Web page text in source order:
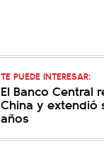
TE PUEDE INTERESAR:
El Banco Central
China y extendió
años